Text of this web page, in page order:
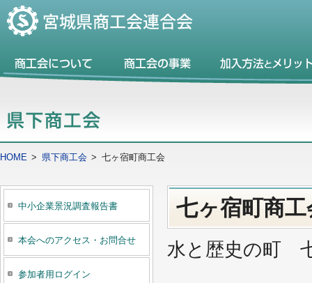
HOME > 県下商工会 > 七ヶ宿町商工会
中小企業景況調査報告書
本会へのアクセス・お問合せ
参加者用ログイン
七ヶ宿町商工
水と歴史の町